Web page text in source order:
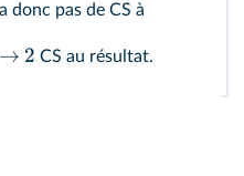
donc pas de CS à
→ 2 CS au résultat.